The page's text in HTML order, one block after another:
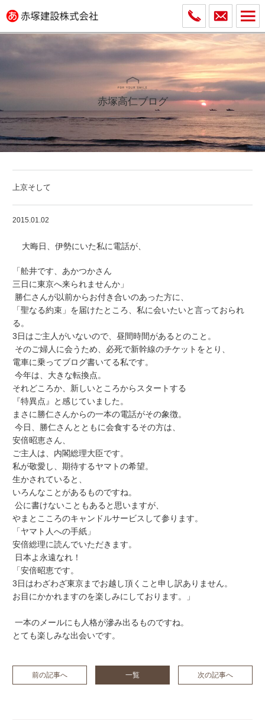
赤塚高仁ブログ
上京そして
2015.01.02
大晦日、伊勢にいた私に電話が、
「舩井です、あかつかさん
三日に東京へ来られませんか」
勝仁さんが以前からお付き合いのあった方に、
「聖なる約束」を届けたところ、私に会いたいと言っておられ
る。
3日はご主人がいないので、昼間時間があるとのこと。
そのご婦人に会うため、必死で新幹線のチケットをとり、
電車に乗ってブログ書いてる私です。
今年は、大きな転換点。
それどころか、新しいところからスタートする
『特異点』と感じていました。
まさに勝仁さんからの一本の電話がその象徴。
今日、勝仁さんとともに会食するその方は、
安倍昭恵さん、
ご主人は、内閣総理大臣です。
私が敬愛し、期待するヤマトの希望。
生かされていると、
いろんなことがあるものですね。
公に書けないこともあると思いますが、
やまとこころのキャンドルサービスして参ります。
「ヤマト人への手紙」
安倍総理に読んでいただきます。
日本よ永遠なれ！
「安倍昭恵です。
3日はわざわざ東京までお越し頂くこと申し訳ありません。
お目にかかれますのを楽しみにしております。
」
一本のメールにも人格が滲み出るものですね。
とても楽しみな出会いです。
前の記事へ 一覧 次の記事へ